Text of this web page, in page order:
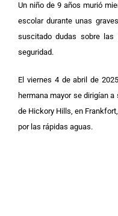
Un niño de 9 años murió
escolar durante unas
suscitado dudas sobre
seguridad.
El viernes 4 de abril de
hermana mayor se dirigían
de Hickory Hills, en
por las rápidas aguas.